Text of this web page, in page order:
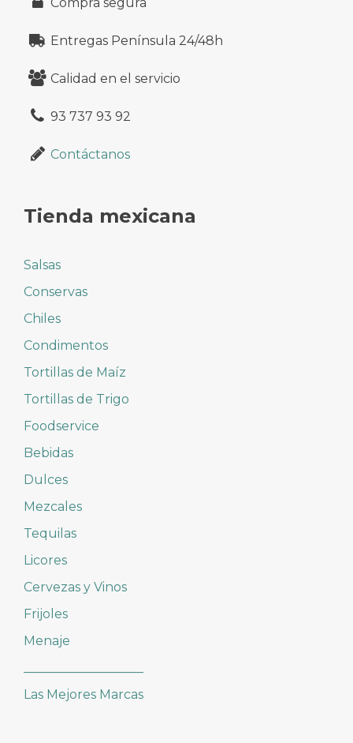
Entregas Península 24/48h
Calidad en el servicio
93 737 93 92
Contáctanos
Tienda mexicana
Salsas
Conservas
Chiles
Condimentos
Tortillas de Maíz
Tortillas de Trigo
Foodservice
Bebidas
Dulces
Mezcales
Tequilas
Licores
Cervezas y Vinos
Frijoles
Menaje
Las Mejores Marcas